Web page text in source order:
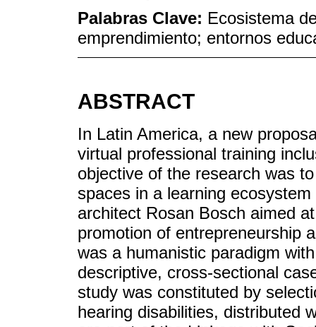
Palabras Clave: Ecosistema
emprendimiento; entornos
ABSTRACT
In Latin America, a new
virtual professional training
objective of the research was
spaces in a learning
architect Rosan Bosch aimed
promotion of entrepreneurship
was a humanistic paradigm
descriptive, cross-sectional
study was constituted by
hearing disabilities, distributed